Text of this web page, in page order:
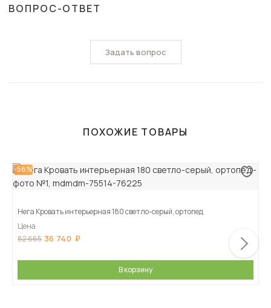
ВОПРОС-ОТВЕТ
Задать вопрос
ПОХОЖИЕ ТОВАРЫ
-56%
Нега Кровать интерьерная 180 светло-серый, ортопед
Цена
82 665 36 740
В корзину